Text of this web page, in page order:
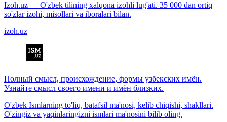
Izoh.uz — O'zbek tilining xalqona izohli lug'ati. 35 000 dan ortiq
so'zlar izohi, misollari va iboralari bilan.
izoh.uz
Полный смысл, происхождение, формы узбекских имён.
Узнайте смысл своего имени и имён близких.
O'zbek Ismlarning to'liq, batafsil ma'nosi, kelib chiqishi, shakllari.
O'zingiz va yaqinlaringizni ismlari ma'nosini bilib oling.